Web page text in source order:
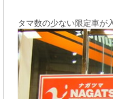
タマ数の少ない限定車が